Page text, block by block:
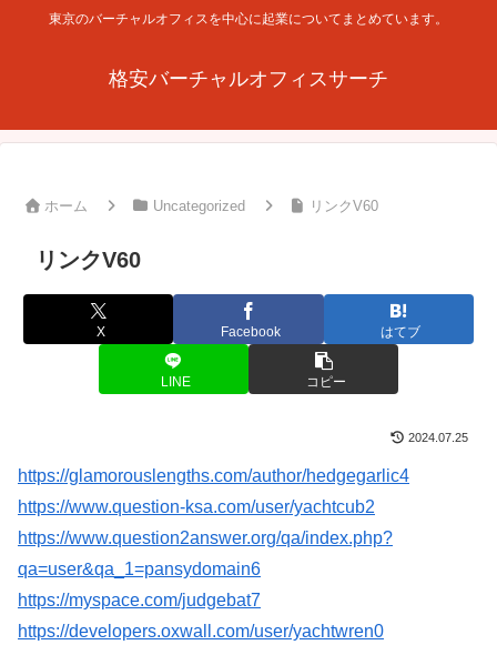
東京のバーチャルオフィスを中心に起業についてまとめています。
格安バーチャルオフィスサーチ
ホーム Uncategorized リンクV60
リンクV60
X Facebook はてブ
LINE コピー
2024.07.25
https://glamorouslengths.com/author/hedgegarlic4
https://www.question-ksa.com/user/yachtcub2
https://www.question2answer.org/qa/index.php?
qa=user&qa_1=pansydomain6
https://myspace.com/judgebat7
https://developers.oxwall.com/user/yachtwren0